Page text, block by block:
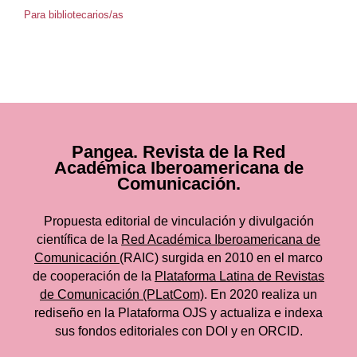
Para bibliotecarios/as
Pangea. Revista de la Red
Académica Iberoamericana de
Comunicación.
Propuesta editorial de vinculación y divulgación
científica de la Red Académica Iberoamericana de
Comunicación (RAIC) surgida en 2010 en el marco
de cooperación de la Plataforma Latina de Revistas
de Comunicación (PLatCom). En 2020 realiza un
rediseño en la Plataforma OJS y actualiza e indexa
sus fondos editoriales con DOI y en ORCID.